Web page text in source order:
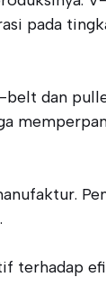
pada
belt dan
terhadap